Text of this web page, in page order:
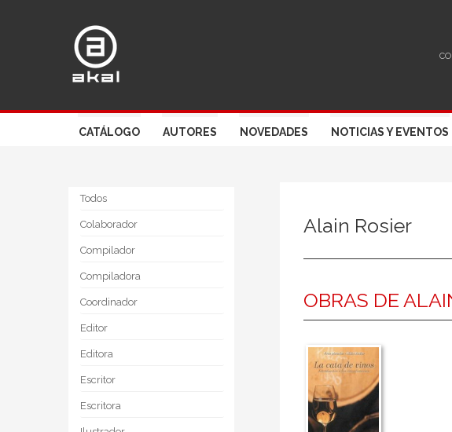
CATÁLOGO AUTORES NOVEDADES NOTICIAS Y EVENTOS
Todos
Colaborador
Compilador
Compiladora
Coordinador
Editor
Editora
Escritor
Escritora
Alain Rosier
OBRAS DE